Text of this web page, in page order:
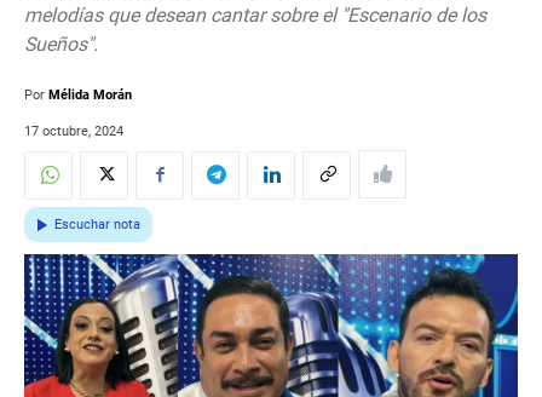
melodías que desean cantar sobre el "Escenario de los
Sueños".
Por Mélida Morán
17 octubre, 2024
Escuchar nota